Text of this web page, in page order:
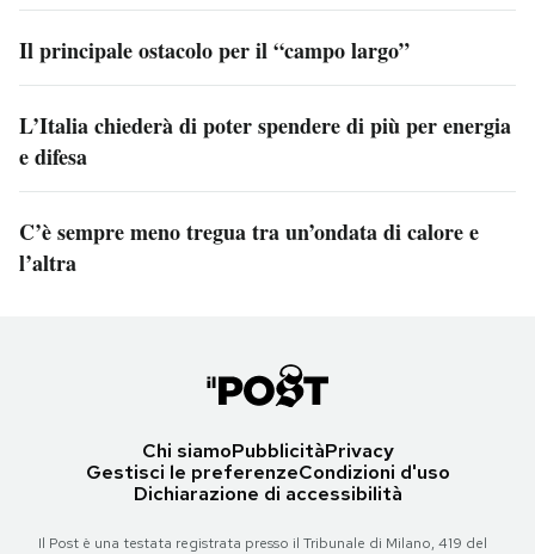
Il principale ostacolo per il “campo largo”
L’Italia chiederà di poter spendere di più per energia
e difesa
C’è sempre meno tregua tra un’ondata di calore e
l’altra
Chi siamoPubblicitàPrivacy
Gestisci le preferenzeCondizioni d'uso
Dichiarazione di accessibilità
Il Post è una testata registrata presso il Tribunale di Milano, 419 del